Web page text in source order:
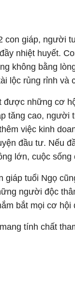
con giáp, người
nhiệt huyết.
không bằng
lộc rủng rỉnh và
được những cơ
tăng cao, người
việc kinh
đầu tư. Nếu
lớn, cuộc sống
giáp tuổi Ngọ
người độc
bắt mọi cơ
tính chất